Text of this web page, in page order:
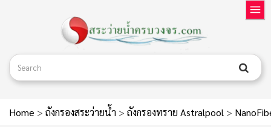
Home > ถังกรองสระว่ายน้ำ > ถังกรองทราย Astralpool >